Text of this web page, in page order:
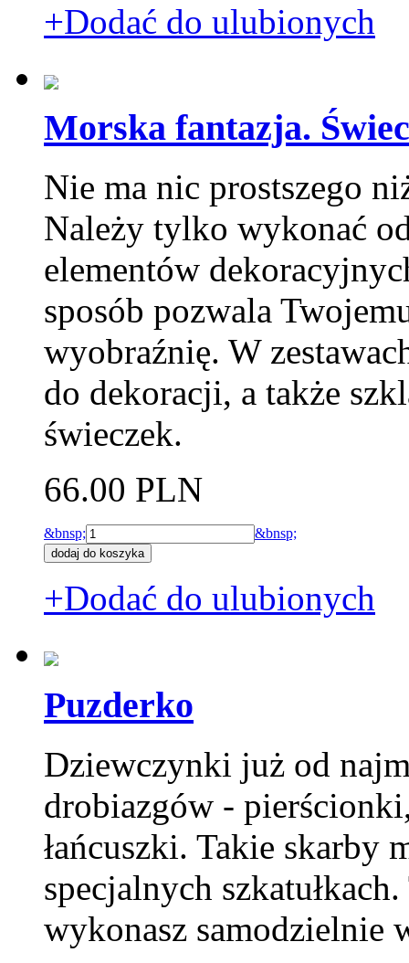
+Dodać do ulubionych
Morska fantazja.
Nie ma nic prostszego
Należy tylko wykonać
elementów
sposób pozwala
wyobraźnię. W
do dekoracji, a także
świeczek.
66.00 PLN
&bnsp; &bnsp;
+Dodać do ulubionych
Puzderko
Dziewczynki już od
drobiazgów -
łańcuszki. Takie skarby
specjalnych
wykonasz samodzielnie